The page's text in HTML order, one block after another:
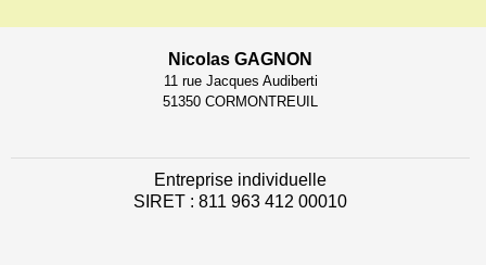
Nicolas GAGNON
11 rue Jacques Audiberti
51350 CORMONTREUIL
Entreprise individuelle
SIRET : 811 963 412 00010